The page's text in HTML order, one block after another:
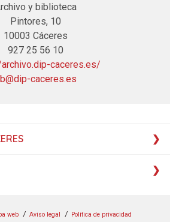
y biblioteca
Pintores, 10
10003 Cáceres
927 25 56 10
caceres.es/
caceres.es
web Aviso legal Política de privacidad